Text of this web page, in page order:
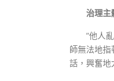
治理主
“他人
師無法地指
話，興奮地